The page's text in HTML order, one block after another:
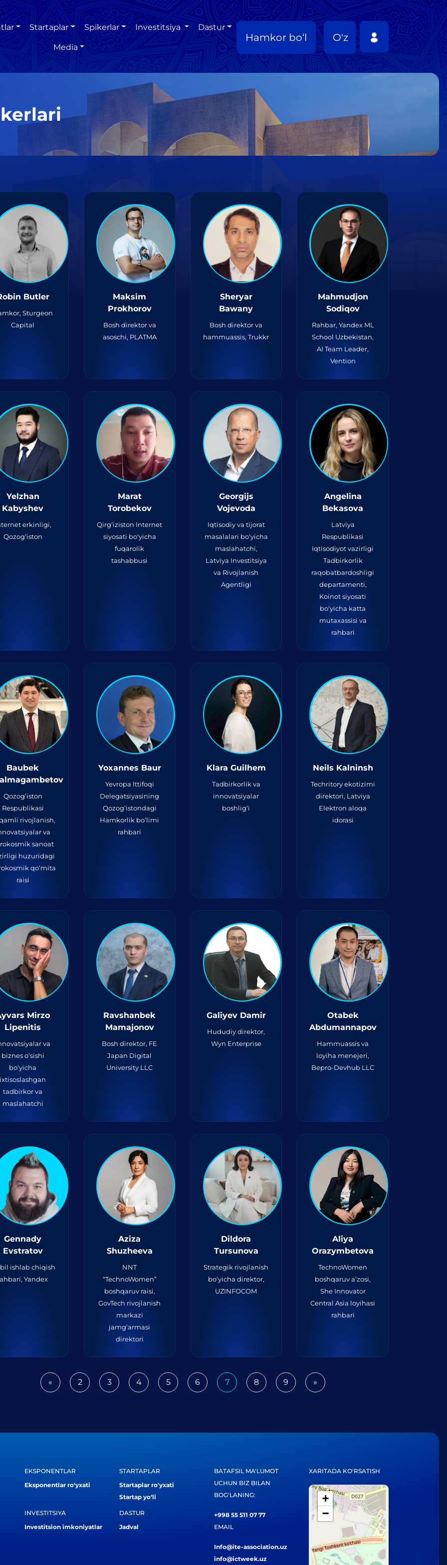
Startaplar Spikerlar Investitsiya Dastur
Media
Hamkor bo‘l O'z
Butler
Sturgeon
Capital
Maksim
Prokhorov
Bosh direktor va
asoschi, PLATMA
Sheryar
Bawany
Bosh direktor va
hammuassis, Trukkr
Mahmudjon
Sodiqov
Rahbar, Yandex ML
School Uzbekistan,
AI Team Leader,
Vention
Yelzhan
Kabyshev
erkinligi,
Qozog‘iston
Marat
Torobekov
Qirg‘iziston Internet
siyosati bo‘yicha
fuqarolik
tashabbusi
Georgijs
Vojevoda
Iqtisodiy va tijorat
masalalari bo‘yicha
maslahatchi,
Latviya Investitsiya
va Rivojlanish
Agentligi
Angelina
Bekasova
Latviya
Respublikasi
Iqtisodiyot vazirligi
Tadbirkorlik
raqobatbardoshligi
departamenti,
Koinot siyosati
bo‘yicha katta
mutaxassisi va
rahbari
Baubek
Qozog‘iston
Respublikasi
rivojlanish,
va
sanoat
huzuridagi
qo‘mita
raisi
Yoxannes Baur
Yevropa Ittifoqi
Delegatsiyasining
Qozog‘istondagi
Hamkorlik bo‘limi
rahbari
Klara Guilhem
Tadbirkorlik va
innovatsiyalar
boshlig‘i
Neils Kalninsh
Techritory ekotizimi
direktori, Latviya
Elektron aloqa
idorasi
Mirzo
Lipenitis
va
biznes o‘sishi
bo‘yicha
ixtisoslashgan
tadbirkor va
maslahatchi
Ravshanbek
Mamajonov
Bosh direktor, FE
Japan Digital
University LLC
Galiyev Damir
Hududiy direktor,
Wyn Enterprise
Otabek
Abdumannapov
Hammuassis va
loyiha menejeri,
Bepro-Devhub LLC
Gennady
Evstratov
ishlab chiqish
Yandex
Aziza
Shuzheeva
NNT
“TechnoWomen”
boshqaruv raisi,
GovTech rivojlanish
markazi
jamg‘armasi
direktori
Dildora
Tursunova
Strategik rivojlanish
bo‘yicha direktor,
UZINFOCOM
Aliya
Orazymbetova
TechnoWomen
boshqaruv a’zosi,
She Innovator
Central Asia loyihasi
rahbari
«Previous
2 3 4 5 6 7 8 9 »Next
EKSPONENTLAR
Eksponentlar ro‘yxati
STARTAPLAR
Startaplar ro'yxati
Startap yo‘li
INVESTITSIYA
Investitsion imkoniyatlar
DASTUR
Jadval
BATAFSIL MA'LUMOT
UCHUN BIZ BILAN
BOG'LANING:
+998 55 511 07 77
EMAIL
Info@ite-association.uz
info@ictweek.uz
XARITADA KO'RSATISH
+
−